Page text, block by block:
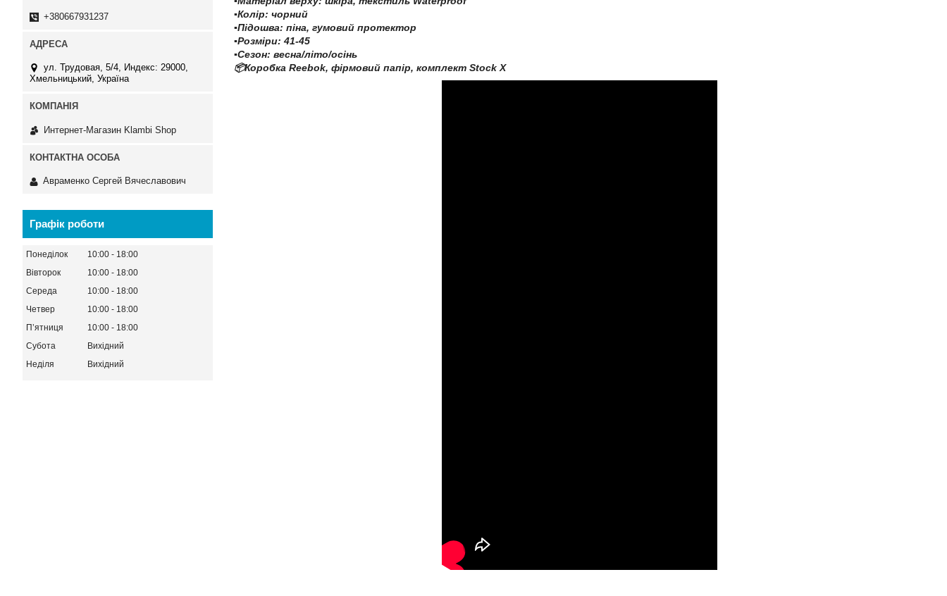
▪️Колір: чорний
▪️Підошва: піна, гумовий протектор
▪️Розміри: 41-45
▪️Сезон: весна/літо/осінь
📦Коробка Reebok, фірмовий папір, комплект Stock X
+380667931237
ул. Трудовая, 5/4, Индекс: 29000,
Хмельницький, Україна
Интернет-Магазин Klambi Shop
Авраменко Сергей Вячеславович
Графік роботи
Понеділок 10:00
18:00
Вівторок
10:00
18:00
Середа
10:00
18:00
Четвер
10:00
18:00
Пʼятниця
10:00
18:00
Субота
Вихідний
Неділя
Вихідний